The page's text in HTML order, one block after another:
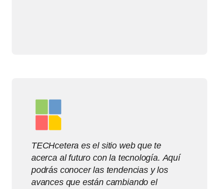
TECHcetera es el sitio web que te
acerca al futuro con la tecnología. Aquí
podrás conocer las tendencias y los
avances que están cambiando el